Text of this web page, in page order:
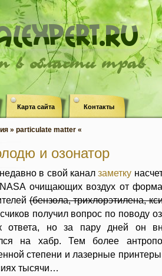
в области трав
Карта сайта Контакты
» particulate matter «
и озонатор
в свой каналзаметку
очищающих воздух от
(бензола, трихлорэтилена,
получил вопрос по поводу
ответа, но за пару дней он
на хабр. Тем более
степени и лазерные
тысячи…